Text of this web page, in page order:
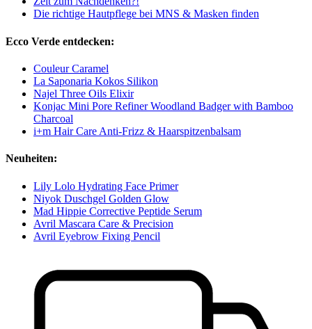
Die richtige Hautpflege bei MNS & Masken finden
Ecco Verde entdecken:
Couleur Caramel
La Saponaria Kokos Silikon
Najel Three Oils Elixir
Konjac Mini Pore Refiner Woodland Badger with Bamboo
Charcoal
i+m Hair Care Anti-Frizz & Haarspitzenbalsam
Neuheiten:
Lily Lolo Hydrating Face Primer
Niyok Duschgel Golden Glow
Mad Hippie Corrective Peptide Serum
Avril Mascara Care & Precision
Avril Eyebrow Fixing Pencil